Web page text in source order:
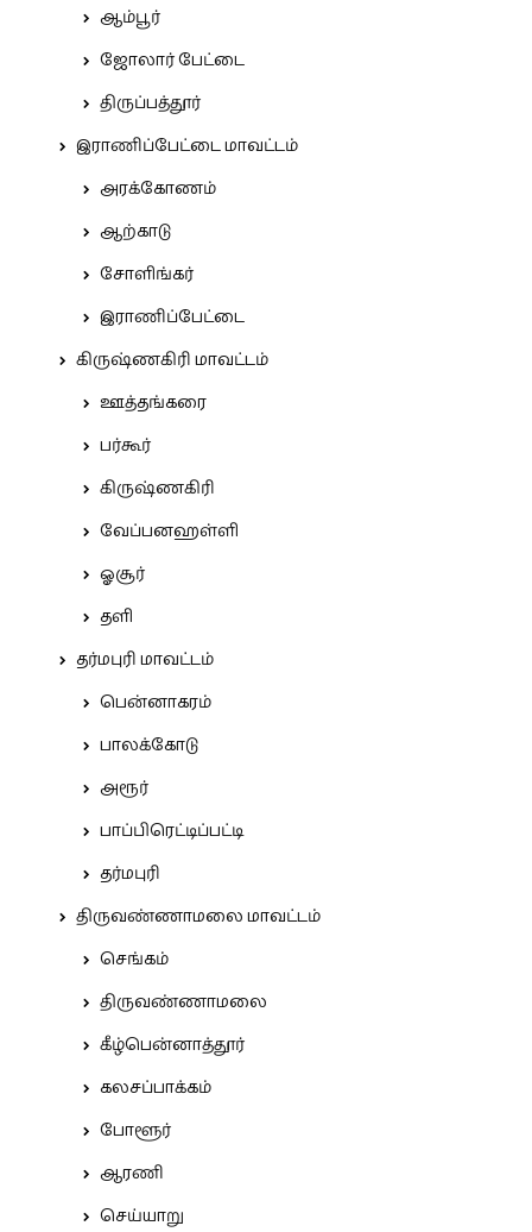
ஆம்பூர்
ஜோலார் பேட்டை
திருப்பத்தூர்
இராணிப்பேட்டை மாவட்டம்
அரக்கோணம்
ஆற்காடு
சோளிங்கர்
இராணிப்பேட்டை
கிருஷ்ணகிரி மாவட்டம்
ஊத்தங்கரை
பர்கூர்
கிருஷ்ணகிரி
வேப்பனஹள்ளி
ஓசூர்
தளி
தர்மபுரி மாவட்டம்
பென்னாகரம்
பாலக்கோடு
அரூர்
பாப்பிரெட்டிப்பட்டி
தர்மபுரி
திருவண்ணாமலை மாவட்டம்
செங்கம்
திருவண்ணாமலை
கீழ்பென்னாத்தூர்
கலசப்பாக்கம்
போளூர்
ஆரணி
செய்யாறு